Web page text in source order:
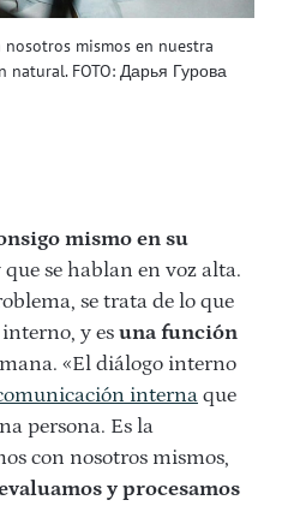
mismos en nuestra
natural. FOTO: Дарья Гурова
mismo en su
se hablan en voz alta.
se trata de lo que
y esuna función
«El diálogo interno
internaque
persona. Es la
con nosotros mismos,
y procesamos